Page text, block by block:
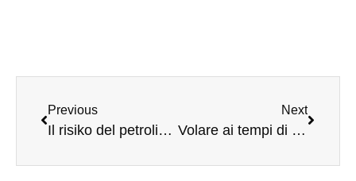
Previous
Il risiko del petrolio tra Usa, Russia, Cina ed Europa: vincitori e vinti della crisi nello Stretto di Hormuz
Next
Volare ai tempi di Hormuz: così le conseguenze della guerra all’Iran hanno messo “a terra” il comparto aereo